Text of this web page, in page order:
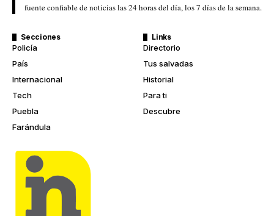
fuente confiable de noticias las 24 horas del día, los 7 días de la semana.
Secciones
Policía
País
Internacional
Tech
Puebla
Farándula
Links
Directorio
Tus salvadas
Historial
Para ti
Descubre